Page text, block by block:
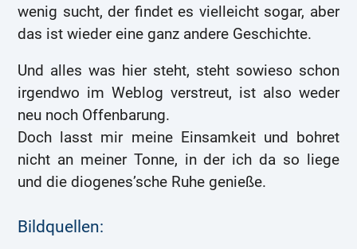
wenig sucht, der findet es vielleicht sogar, aber
das ist wieder eine ganz andere Geschichte.
Und alles was hier steht, steht sowieso schon
irgendwo im Weblog verstreut, ist also weder
neu noch Offenbarung.
Doch lasst mir meine Einsamkeit und bohret
nicht an meiner Tonne, in der ich da so liege
und die diogenes’sche Ruhe genieße.
Bildquellen: